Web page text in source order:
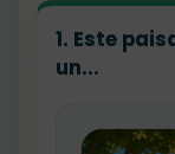
1. Este
un...